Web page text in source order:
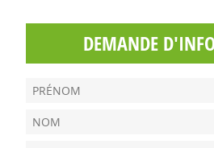
DEMANDE